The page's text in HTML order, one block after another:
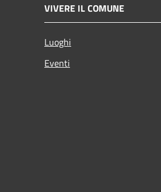
VIVERE IL COMUNE
Luoghi
Eventi